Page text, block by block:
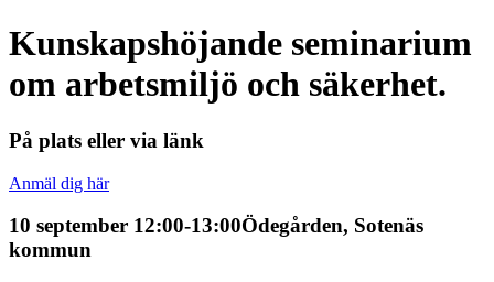
Kunskapshöjande seminarium
om arbetsmiljö och säkerhet.
På plats eller via länk
Anmäl dig här
10 september 12:00-13:00Ödegården, Sotenäs
kommun